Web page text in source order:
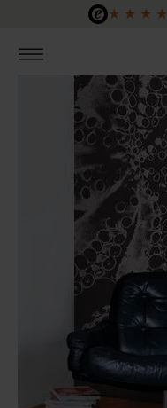
Zum Hauptinhalt springen
★ ★ ★ ★